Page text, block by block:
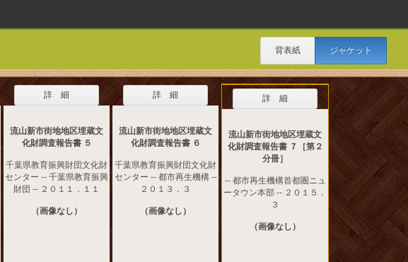
背表紙 ジャケット
詳 細
流山新市街地地区埋蔵文
化財調査報告書 ５
千葉県教育振興財団文化財
センター -- 千葉県教育振興
財団 -- ２０１１．１１
（画像なし）
詳 細
流山新市街地地区埋蔵文
化財調査報告書 ６
千葉県教育振興財団文化財
センター -- 都市再生機構 --
２０１３．３
（画像なし）
詳 細
流山新市街地地区埋蔵文
化財調査報告書 ７［第２
分冊］
-- 都市再生機構首都圏ニュ
ータウン本部 -- ２０１５．
３
（画像なし）